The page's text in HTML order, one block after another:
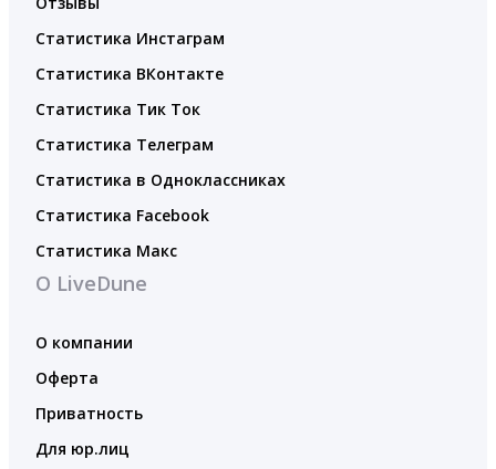
Статистика Инстаграм
Статистика ВКонтакте
Статистика Тик Ток
Статистика Телеграм
Статистика в Одноклассниках
Статистика Facebook
Статистика Макс
О LiveDune
О компании
Оферта
Приватность
Для юр.лиц